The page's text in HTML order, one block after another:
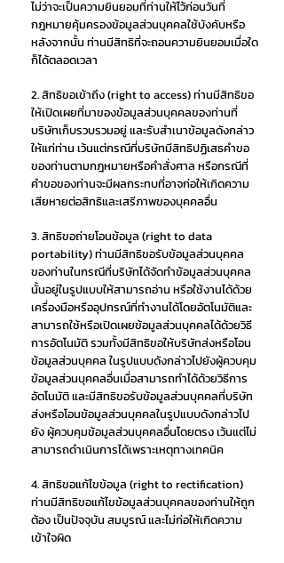
ไม่ว่าจะเป็นความยินยอมที่ท่านให้ไว้ก่อนวันที่
กฎหมายคุ้มครองข้อมูลส่วนบุคคลใช้บังคับหรือ
หลังจากนั้น ท่านมีสิทธิที่จะถอนความยินยอมเมื่อใด
ก็ได้ตลอดเวลา
2. สิทธิขอเข้าถึง (right to access) ท่านมีสิทธิขอ
ให้เปิดเผยที่มาของข้อมูลส่วนบุคคลของท่านที่
บริษัทเก็บรวบรวมอยู่ และรับสำเนาข้อมูลดังกล่าว
ให้แก่ท่าน เว้นแต่กรณีที่บริษัทมีสิทธิปฏิเสธคำขอ
ของท่านตามกฎหมายหรือคำสั่งศาล หรือกรณีที่
คำขอของท่านจะมีผลกระทบที่อาจก่อให้เกิดความ
เสียหายต่อสิทธิและเสรีภาพของบุคคลอื่น
3. สิทธิขอถ่ายโอนข้อมูล (right to data
portability) ท่านมีสิทธิขอรับข้อมูลส่วนบุคคล
ของท่านในกรณีที่บริษัทได้จัดทำข้อมูลส่วนบุคคล
นั้นอยู่ในรูปแบบให้สามารถอ่าน หรือใช้งานได้ด้วย
เครื่องมือหรืออุปกรณ์ที่ทำงานได้โดยอัตโนมัติและ
สามารถใช้หรือเปิดเผยข้อมูลส่วนบุคคลได้ด้วยวิธี
การอัตโนมัติ รวมทั้งมีสิทธิขอให้บริษัทส่งหรือโอน
ข้อมูลส่วนบุคคล ในรูปแบบดังกล่าวไปยังผู้ควบคุม
ข้อมูลส่วนบุคคลอื่นเมื่อสามารถทำได้ด้วยวิธีการ
อัตโนมัติ และมีสิทธิขอรับข้อมูลส่วนบุคคลที่บริษัท
ส่งหรือโอนข้อมูลส่วนบุคคลในรูปแบบดังกล่าวไป
ยัง ผู้ควบคุมข้อมูลส่วนบุคคลอื่นโดยตรง เว้นแต่ไม่
สามารถดำเนินการได้เพราะเหตุทางเทคนิค
4. สิทธิขอแก้ไขข้อมูล (right to rectification)
ท่านมีสิทธิขอแก้ไขข้อมูลส่วนบุคคลของท่านให้ถูก
ต้อง เป็นปัจจุบัน สมบูรณ์ และไม่ก่อให้เกิดความ
เข้าใจผิด